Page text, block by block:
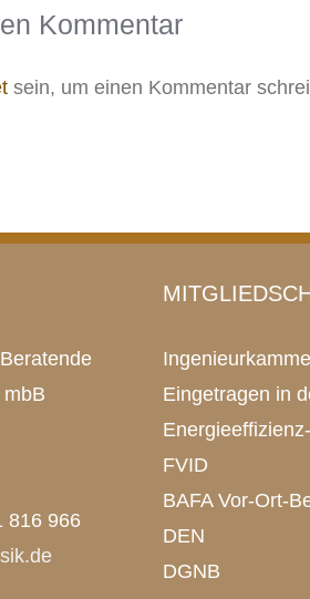
Kommentar
sein, um einen Kommentar
816 966
Eingetragen in
FVID
BAFA Vor-Ort-
DEN
DGNB